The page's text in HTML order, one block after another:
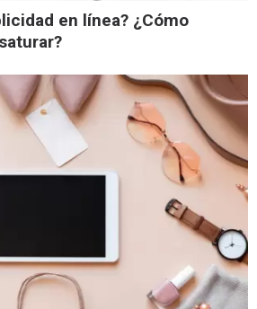
en línea? ¿Cómo